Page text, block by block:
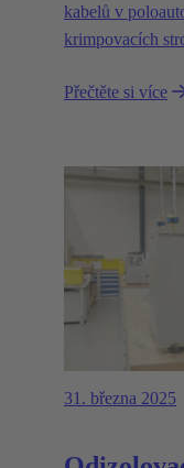
kabelů v
krimpovacích
Přečtěte si více
31. března 2025